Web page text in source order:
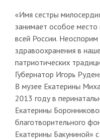
«Имя сестры
занимает особое
всей России.
здравоохранения в
патриотических
Губернатор Игорь
В музее Екатерины
2013 году в
Екатерины
благотворительного
Екатерины Бакуниной»